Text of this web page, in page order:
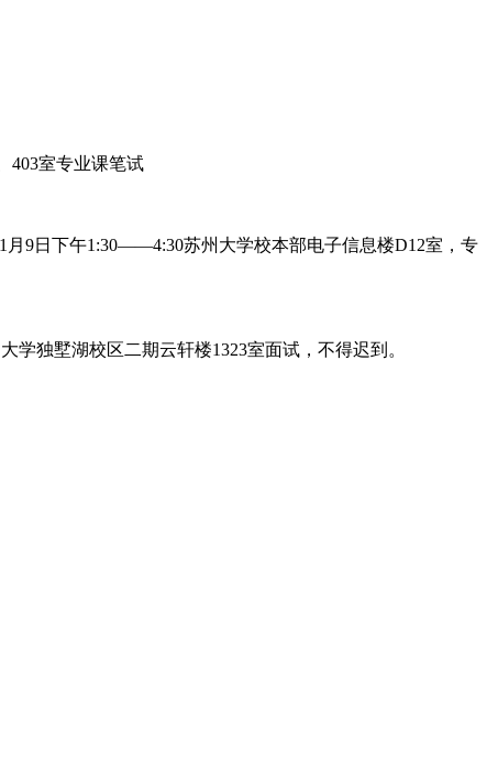
403室专业课笔试
9日下午1:30——4:30苏州大学校本部电子信息楼D12室，专
独墅湖校区二期云轩楼1323室面试，不得迟到。